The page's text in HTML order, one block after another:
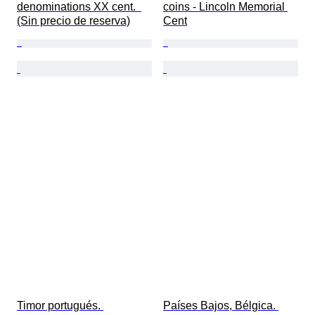
denominations XX cent.
(Sin precio de reserva)
coins - Lincoln Memorial
Cent
Timor portugués.
Países Bajos, Bélgica.